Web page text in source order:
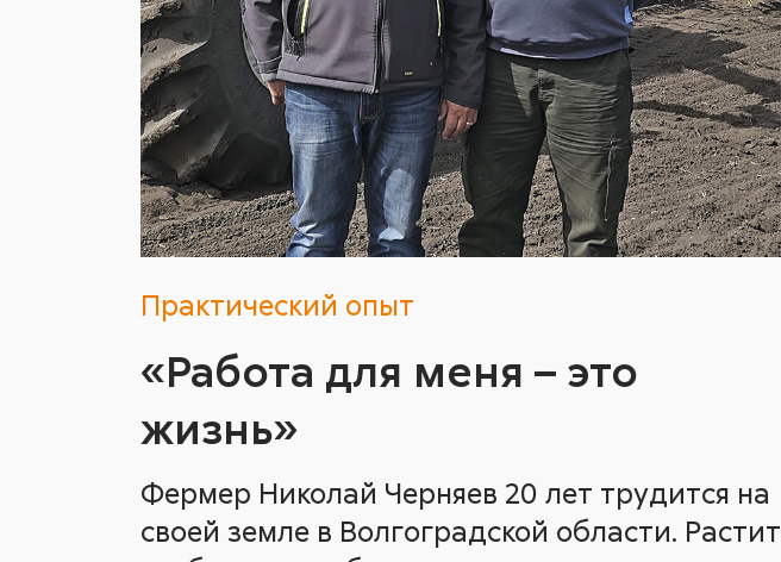
Практический опыт
«Работа для меня – это
жизнь»
Фермер Николай Черняев 20 лет трудится на
своей земле в Волгоградской области. Растит